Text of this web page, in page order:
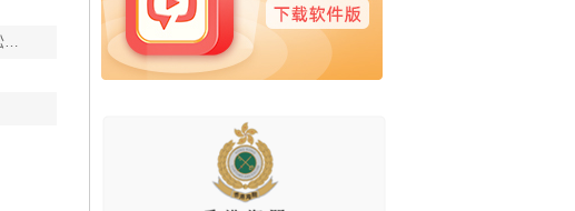
如何快速完成现货黄金开户，零基础也能轻松上手